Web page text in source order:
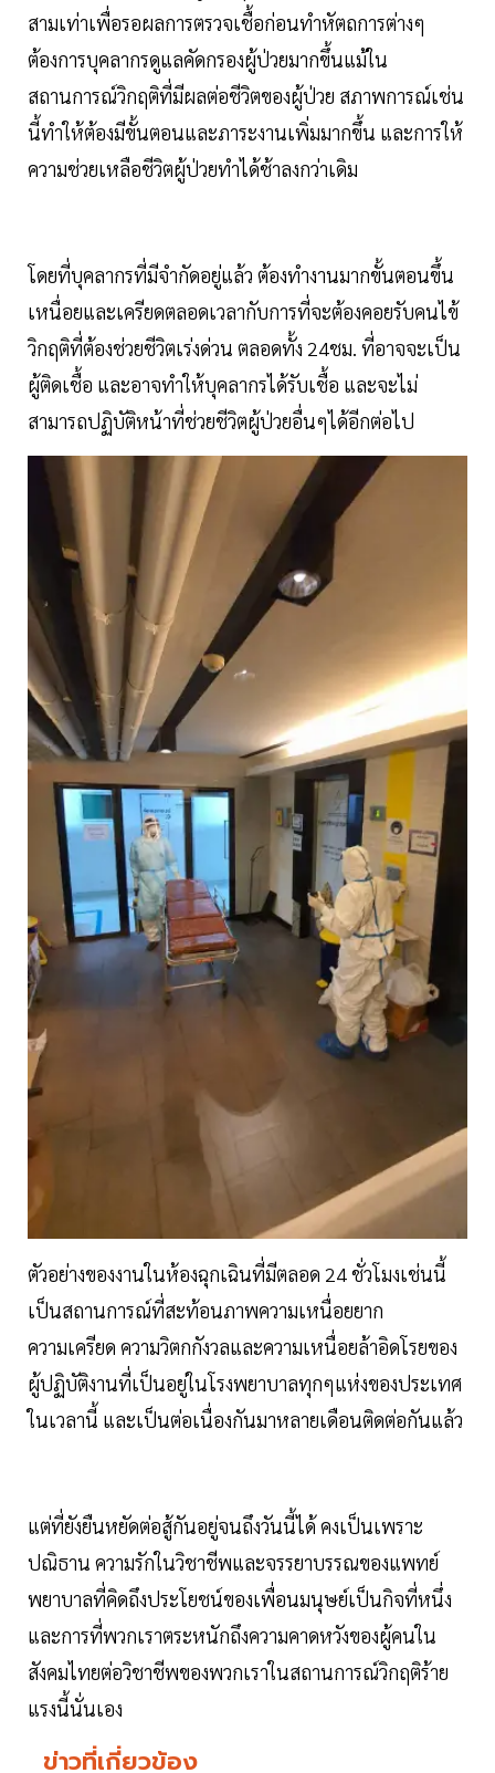
สามเท่าเพื่อรอผลการตรวจเชื้อก่อนทำหัตถการต่างๆ
ต้องการบุคลากรดูแลคัดกรองผู้ป่วยมากขึ้นแม้ใน
สถานการณ์วิกฤติที่มีผลต่อชีวิตของผู้ป่วย สภาพการณ์เช่น
นี้ทำให้ต้องมีขั้นตอนและภาระงานเพิ่มมากขึ้น และการให้
ความช่วยเหลือชีวิตผู้ป่วยทำได้ช้าลงกว่าเดิม
โดยที่บุคลากรที่มีจำกัดอยู่แล้ว ต้องทำงานมากขั้นตอนขึ้น
เหนื่อยและเครียดตลอดเวลากับการที่จะต้องคอยรับคนไข้
วิกฤติที่ต้องช่วยชีวิตเร่งด่วน ตลอดทั้ง 24ชม. ที่อาจจะเป็น
ผู้ติดเชื้อ และอาจทำให้บุคลากรได้รับเชื้อ และจะไม่
สามารถปฏิบัติหน้าที่ช่วยชีวิตผู้ป่วยอื่นๆได้อีกต่อไป
ตัวอย่างของงานในห้องฉุกเฉินที่มีตลอด 24 ชั่วโมงเช่นนี้
เป็นสถานการณ์ที่สะท้อนภาพความเหนื่อยยาก
ความเครียด ความวิตกกังวลและความเหนื่อยล้าอิดโรยของ
ผู้ปฏิบัติงานที่เป็นอยู่ในโรงพยาบาลทุกๆแห่งของประเทศ
ในเวลานี้ และเป็นต่อเนื่องกันมาหลายเดือนติดต่อกันแล้ว
แต่ที่ยังยืนหยัดต่อสู้กันอยู่จนถึงวันนี้ได้ คงเป็นเพราะ
ปณิธาน ความรักในวิชาชีพและจรรยาบรรณของแพทย์
พยาบาลที่คิดถึงประโยชน์ของเพื่อนมนุษย์เป็นกิจที่หนึ่ง
และการที่พวกเราตระหนักถึงความคาดหวังของผู้คนใน
สังคมไทยต่อวิชาชีพของพวกเราในสถานการณ์วิกฤติร้าย
แรงนี้นั่นเอง
ข่าวที่เกี่ยวข้อง